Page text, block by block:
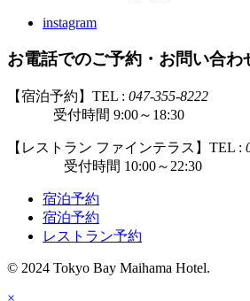
instagram
お電話でのご予約・お問い合わ
【宿泊予約】TEL : 047-355-8222
受付時間 9:00～18:30
【レストラン ファインテラス】TEL :
受付時間 10:00～22:30
宿泊予約
宿泊予約
レストラン予約
© 2024 Tokyo Bay Maihama Hotel.
×